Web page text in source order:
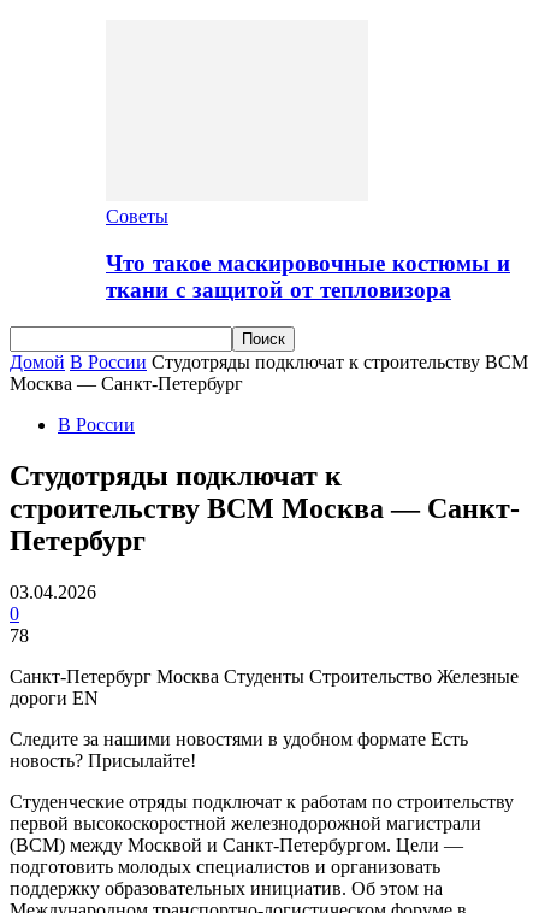
Советы
Что такое маскировочные костюмы и
ткани с защитой от тепловизора
Домой В России Студотряды подключат к строительству ВСМ
Москва — Санкт-Петербург
В России
Студотряды подключат к
строительству ВСМ Москва — Санкт-
Петербург
03.04.2026
0
78
Санкт-Петербург Москва Студенты Строительство Железные
дороги EN
Следите за нашими новостями в удобном формате Есть
новость? Присылайте!
Студенческие отряды подключат к работам по строительству
первой высокоскоростной железнодорожной магистрали
(ВСМ) между Москвой и Санкт-Петербургом. Цели —
подготовить молодых специалистов и организовать
поддержку образовательных инициатив. Об этом на